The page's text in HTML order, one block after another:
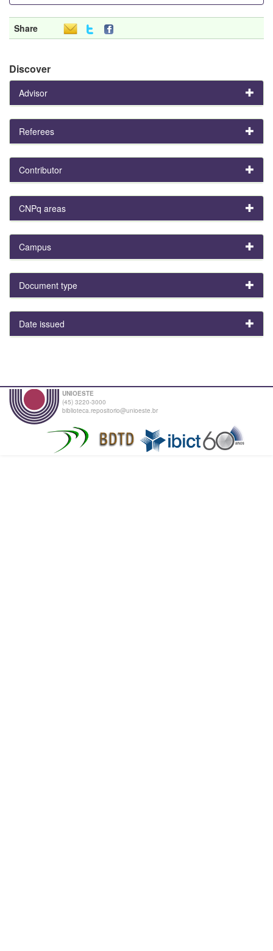
Share
Discover
Advisor
Referees
Contributor
CNPq areas
Campus
Document type
Date issued
UNIOESTE
(45) 3220-3000
biblioteca.repositorio@unioeste.br